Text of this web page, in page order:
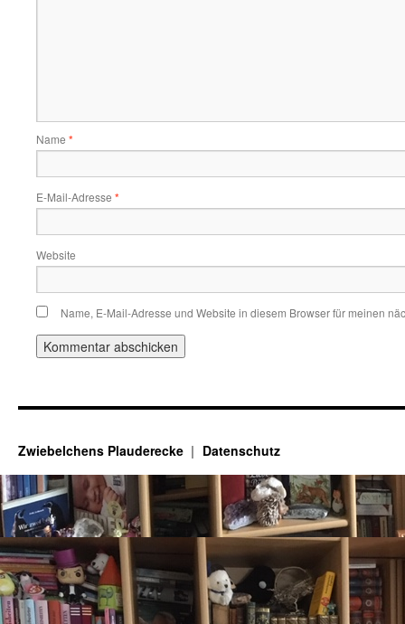
Name *
E-Mail-Adresse *
Website
Name, E-Mail-Adresse und Website in diesem Browser für meinen
Zwiebelchens Plauderecke Datenschutz